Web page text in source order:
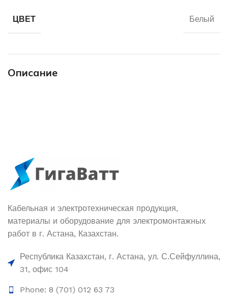
ЦВЕТ Белый
Описание
Кабельная и электротехническая продукция,
материалы и оборудование для электромонтажных
работ в г. Астана, Казахстан.
Республика Казахстан, г. Астана, ул. С.Сейфуллина,
31, офис 104
Phone: 8 (701) 012 63 73